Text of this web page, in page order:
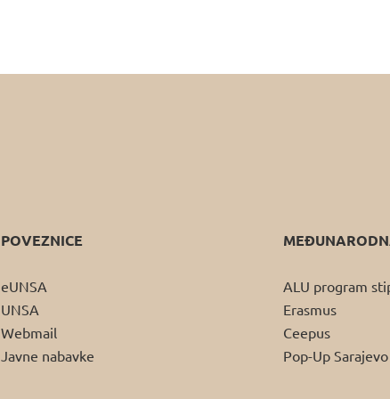
POVEZNICE
eUNSA
UNSA
Webmail
Javne nabavke
ALU program
Erasmus
Ceepus
Pop-Up Sarajevo